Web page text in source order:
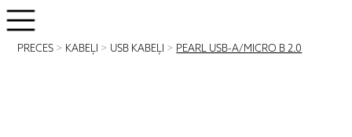
PRECES > KABEĻI > USB KABEĻI > PEARL USB-A/MICRO B 2.0